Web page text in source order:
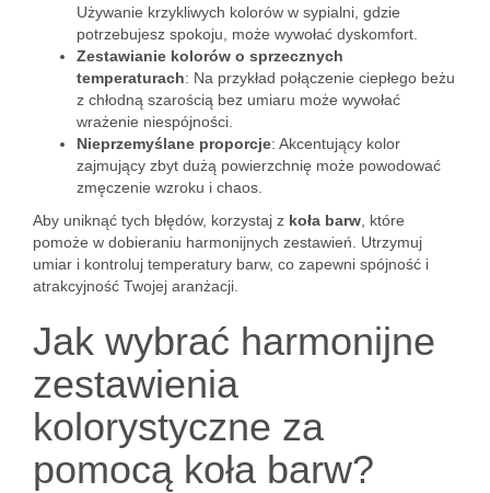
Używanie krzykliwych kolorów w sypialni, gdzie
potrzebujesz spokoju, może wywołać dyskomfort.
Zestawianie kolorów o sprzecznych
temperaturach: Na przykład połączenie ciepłego beżu
z chłodną szarością bez umiaru może wywołać
wrażenie niespójności.
Nieprzemyślane proporcje: Akcentujący kolor
zajmujący zbyt dużą powierzchnię może powodować
zmęczenie wzroku i chaos.
Aby uniknąć tych błędów, korzystaj z koła barw , które
pomoże w dobieraniu harmonijnych zestawień. Utrzymuj
umiar i kontroluj temperatury barw, co zapewni spójność i
atrakcyjność Twojej aranżacji.
Jak wybrać harmonijne
zestawienia
kolorystyczne za
pomocą koła barw?